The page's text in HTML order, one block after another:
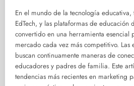
En el mundo de la tecnología
EdTech, y las plataformas de
convertido en una herramienta esencial
mercado cada vez más competitivo. Las
buscan continuamente maneras de
educadores y padres de familia. Este
tendencias más recientes en marketing